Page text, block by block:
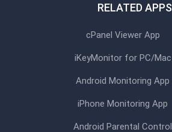
RELATED APPS
cPanel Viewer App
iKeyMonitor for PC/Mac
Android Monitoring App
iPhone Monitoring App
Android Parental Control